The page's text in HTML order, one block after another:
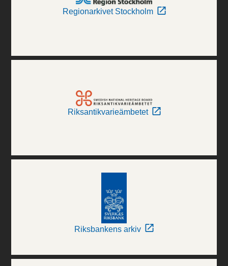
Regionarkivet Stockholm
Riksantikvarieämbetet
Riksbankens arkiv